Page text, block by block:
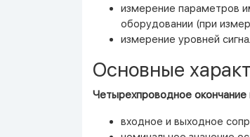
измерение параметров
оборудовании (при
измерение уровней
Основные
Четырехпроводное окончание
входное и выходное